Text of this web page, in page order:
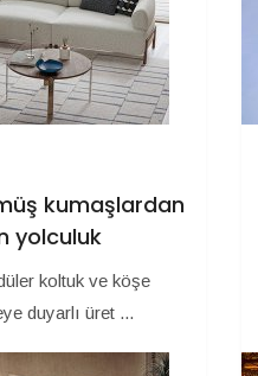
kumaşlardan
yolculuk
koltuk ve köşe
duyarlı üret ...